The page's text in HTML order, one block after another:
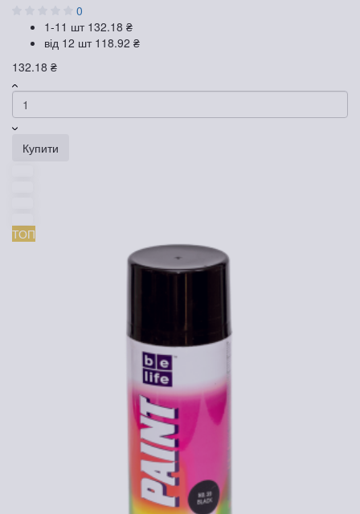
0
1-11 шт 132.18 ₴
від 12 шт 118.92 ₴
132.18 ₴
Купити
ТОП